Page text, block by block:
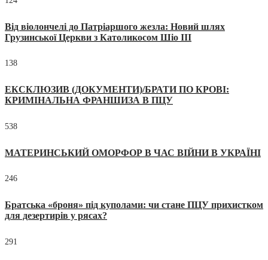
Від віолончелі до Патріаршого жезла: Новий шлях
Грузинської Церкви з Католикосом Шіо III
138
ЕКСКЛЮЗИВ (ДОКУМЕНТИ)/БРАТИ ПО КРОВІ:
КРИМІНАЛЬНА ФРАНШИЗА В ПЦУ
538
МАТЕРИНСЬКИЙ ОМОРФОР В ЧАС ВІЙНИ В УКРАЇНІ
246
Братська «броня» під куполами: чи стане ПЦУ прихистком
для дезертирів у рясах?
291